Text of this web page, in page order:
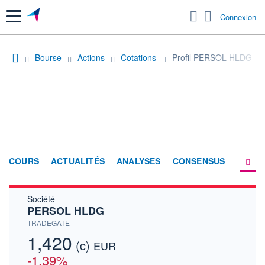
Menu Connexion
Bourse Actions Cotations Profil PERSOL HLDG
COURS ACTUALITÉS ANALYSES CONSENSUS
Société
PERSOL HLDG
TRADEGATE
1,420 (c) EUR
-1,39%